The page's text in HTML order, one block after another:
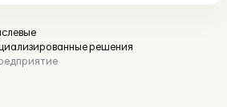
решения